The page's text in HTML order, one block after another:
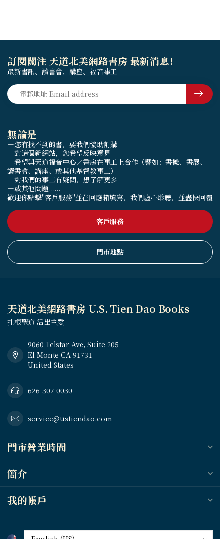
無論是
－您有找不到的書，要我們協助訂購
－對這個新網站，您希望反映意見
－希望與天道福音中心／書房在事工上合作（譬如：書攤、書展、
讀書會、講座、或其他基督教事工）
－對我們的事工有疑問，想了解更多
－或其他問題......
歡迎你點擊"客戶服務"並在回應箱填寫，我們虛心聆聽，並盡快回覆
客戶服務
門市地點
訂閱關注 天道北美網路書房 最新消息！
最新書訊、讀書會、講座、福音事工
天道北美網路書房 U.S. Tien Dao Books
扎根聖道 活出主愛
9060 Telstar Ave, Suite 205
El Monte CA 91731
United States
626-307-0030
service@ustiendao.com
門市營業時間
簡介
我的帳戶